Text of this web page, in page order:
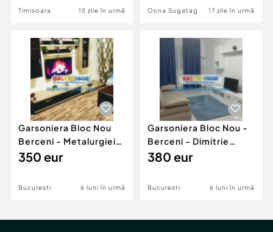
Timisoara 15 zile în urmă Ocna Sugatag 17 zile în urmă
Garsoniera Bloc Nou
Berceni - Metalurgiei
Park - Postalionul
350 eur
Bucuresti 6 luni în urmă
Garsoniera Bloc Nou -
Berceni - Dimitrie
Leonida
380 eur
Bucuresti 6 luni în urmă